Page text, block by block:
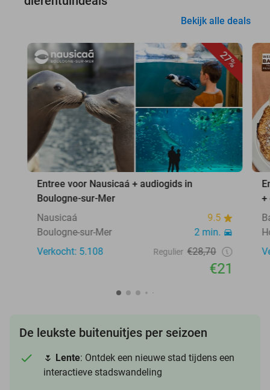
Bekijk alle deals
27%
Entree voor Nausicaá + audiogids in
Boulogne-sur-Mer
Nausicaá
9.5
Boulogne-sur-Mer
2 min.
Verkocht: 5.108
Regulier €28,70
€21
+
De leukste buitenuitjes per seizoen
🌷 Lente: Ontdek een nieuwe stad tijdens een
interactieve stadswandeling